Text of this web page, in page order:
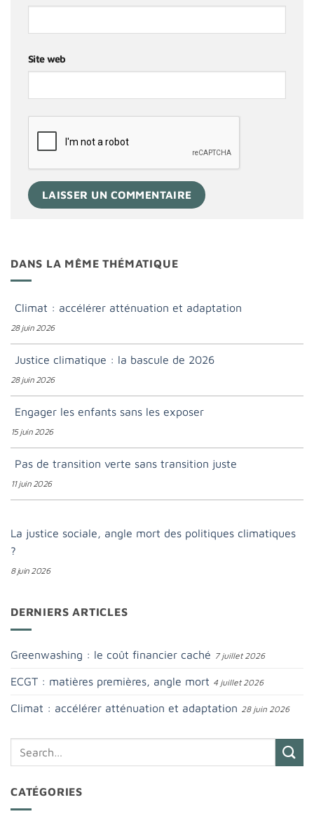
Site web
DANS LA MÊME THÉMATIQUE
Climat : accélérer atténuation et adaptation
28 juin 2026
Justice climatique : la bascule de 2026
28 juin 2026
Engager les enfants sans les exposer
15 juin 2026
Pas de transition verte sans transition juste
11 juin 2026
La justice sociale, angle mort des politiques climatiques
?
8 juin 2026
DERNIERS ARTICLES
Greenwashing : le coût financier caché 7 juillet 2026
ECGT : matières premières, angle mort 4 juillet 2026
Climat : accélérer atténuation et adaptation 28 juin 2026
CATÉGORIES